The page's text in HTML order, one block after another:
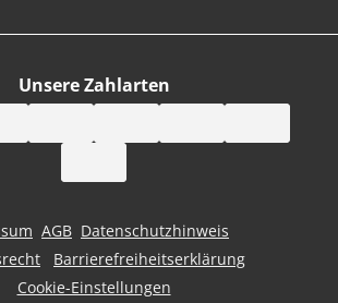
Unsere Zahlarten
AGB Datenschutzhinweis
Barrierefreiheitserklärung
Cookie-Einstellungen